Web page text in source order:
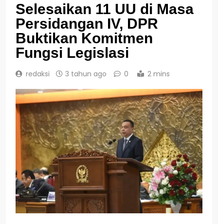
Selesaikan 11 UU di Masa
Persidangan IV, DPR
Buktikan Komitmen
Fungsi Legislasi
redaksi 3 tahun ago 0 2 mins